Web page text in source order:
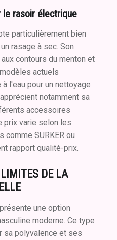
le rasoir électrique
particulièrement bien
rasage à sec. Son
contours du menton et
actuels
l'eau pour un nettoyage
notamment sa
accessoires
prix varie selon les
comme SURKER ou
rapport qualité-prix.
DE LA
une option
moderne. Ce type
sa polyvalence et ses